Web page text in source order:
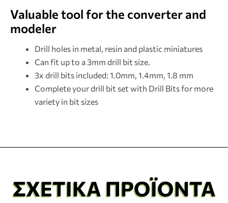
Valuable tool for the converter and
modeler
Drill holes in metal, resin and plastic miniatures
Can fit up to a 3mm drill bit size.
3x drill bits included: 1.0mm, 1.4mm, 1.8 mm
Complete your drill bit set with Drill Bits for more
variety in bit sizes
ΣΧΕΤΙΚΆ ΠΡΟΪΌΝΤΑ